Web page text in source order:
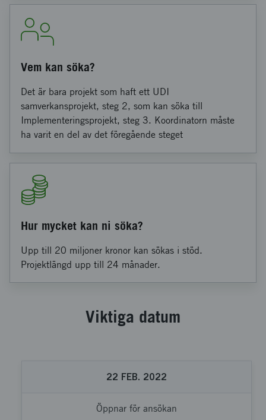
Vem kan söka?
Det är bara projekt som haft ett UDI
samverkansprojekt, steg 2, som kan söka till
Implementeringsprojekt, steg 3. Koordinatorn måste
ha varit en del av det föregående steget
Hur mycket kan ni söka?
Upp till 20 miljoner kronor kan sökas i stöd.
Projektlängd upp till 24 månader.
Viktiga datum
22 FEB. 2022
Öppnar för ansökan